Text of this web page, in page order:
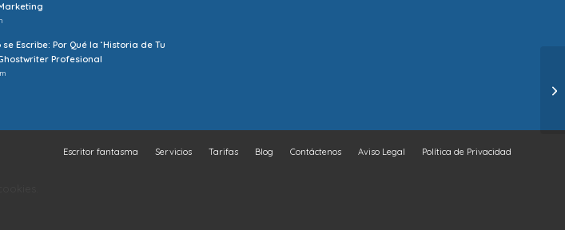
Escribe: Por Qué la ‘Historia de Tu
Profesional
Escritor fantasma Servicios Tarifas Blog Contáctenos Aviso Legal Política de Privacidad